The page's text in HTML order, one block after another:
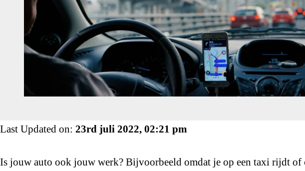
Last Updated on: 23rd juli 2022, 02:21 pm
Is jouw auto ook jouw werk? Bijvoorbeeld omdat je op een taxi rijdt of